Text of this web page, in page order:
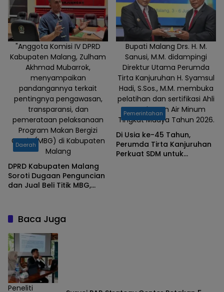
"Anggota Komisi IV DPRD
Kabupaten Malang, Zulham
Akhmad Mubarrok,
menyampaikan
pandangannya terkait
pentingnya pengawasan,
transparansi, dan
pemerataan pelaksanaan
Program Makan Bergizi
Gratis (MBG) di Kabupaten
Malang
Daerah
DPRD Kabupaten Malang
Soroti Dugaan Penguncian
dan Jual Beli Titik MBG,
Bupati Malang Drs. H. M.
Sanusi, M.M. didampingi
Direktur Utama Perumda
Tirta Kanjuruhan H. Syamsul
Hadi, S.Sos., M.M. membuka
pelatihan dan sertifikasi Ahli
Manajemen Air Minum
Tingkat Madya Tahun 2026.
Pemerintahan
Di Usia ke-45 Tahun,
Perumda Tirta Kanjuruhan
Perkuat SDM untuk
Baca Juga
Peneliti